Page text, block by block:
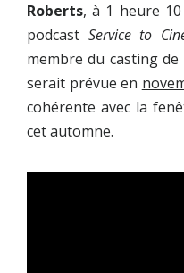
Roberts, à 1 heure
podcast Service to
membre du casting de
serait prévue en
cohérente avec la
cet automne.